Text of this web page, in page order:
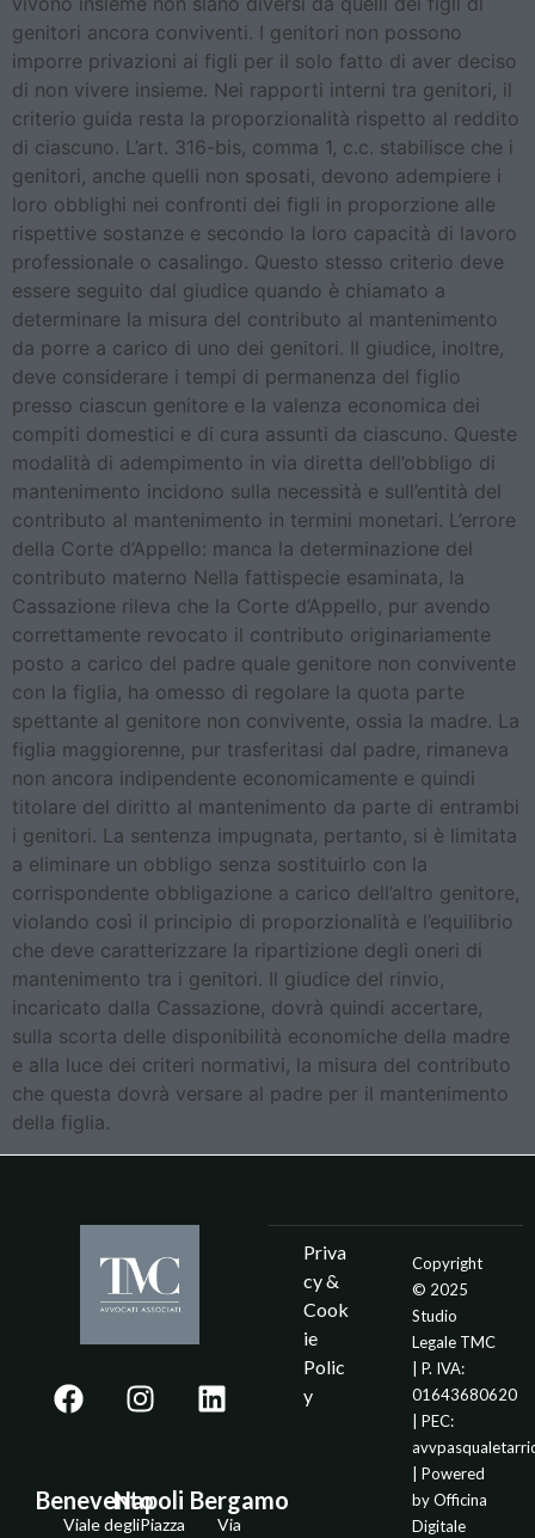
genitori ancora conviventi. I genitori non possono
imporre privazioni ai figli per il solo fatto di aver deciso
di non vivere insieme. Nei rapporti interni tra genitori, il
criterio guida resta la proporzionalità rispetto al reddito
di ciascuno. L’art. 316-bis, comma 1, c.c. stabilisce che i
genitori, anche quelli non sposati, devono adempiere i
loro obblighi nei confronti dei figli in proporzione alle
rispettive sostanze e secondo la loro capacità di lavoro
professionale o casalingo. Questo stesso criterio deve
essere seguito dal giudice quando è chiamato a
determinare la misura del contributo al mantenimento
da porre a carico di uno dei genitori. Il giudice, inoltre,
deve considerare i tempi di permanenza del figlio
presso ciascun genitore e la valenza economica dei
compiti domestici e di cura assunti da ciascuno. Queste
modalità di adempimento in via diretta dell’obbligo di
mantenimento incidono sulla necessità e sull’entità del
contributo al mantenimento in termini monetari. L’errore
della Corte d’Appello: manca la determinazione del
contributo materno Nella fattispecie esaminata, la
Cassazione rileva che la Corte d’Appello, pur avendo
correttamente revocato il contributo originariamente
posto a carico del padre quale genitore non convivente
con la figlia, ha omesso di regolare la quota parte
spettante al genitore non convivente, ossia la madre. La
figlia maggiorenne, pur trasferitasi dal padre, rimaneva
non ancora indipendente economicamente e quindi
titolare del diritto al mantenimento da parte di entrambi
i genitori. La sentenza impugnata, pertanto, si è limitata
a eliminare un obbligo senza sostituirlo con la
corrispondente obbligazione a carico dell’altro genitore,
violando così il principio di proporzionalità e l’equilibrio
che deve caratterizzare la ripartizione degli oneri di
mantenimento tra i genitori. Il giudice del rinvio,
incaricato dalla Cassazione, dovrà quindi accertare,
sulla scorta delle disponibilità economiche della madre
e alla luce dei criteri normativi, la misura del contributo
che questa dovrà versare al padre per il mantenimento
della figlia.
Benevento
Viale degli
Napoli
Piazza
Bergamo
Via
Priva
cy &
Cook
ie
Polic
y
Copyright
© 2025
Studio
Legale TMC
| P. IVA:
01643680620
| PEC:
| Powered
byOfficina
Digitale